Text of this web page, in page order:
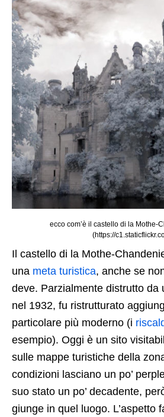
ecco com’è il castello di la Mothe-
(https://
Il castello di la Mothe-
una meta turistica, anche se
deve. Parzialmente distrutto da
nel 1932, fu ristrutturato
particolare più moderno (i
esempio). Oggi è un sito
sulle mappe turistiche della
condizioni lasciano un po’
suo stato un po’ decadente,
giunge in quel luogo. L’aspetto